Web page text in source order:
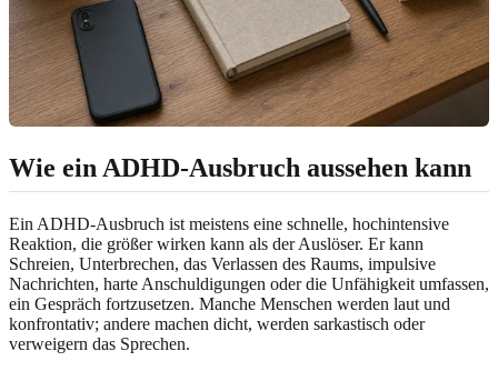
Wie ein ADHD-Ausbruch aussehen kann
Ein ADHD-Ausbruch ist meistens eine schnelle, hochintensive
Reaktion, die größer wirken kann als der Auslöser. Er kann
Schreien, Unterbrechen, das Verlassen des Raums, impulsive
Nachrichten, harte Anschuldigungen oder die Unfähigkeit umfassen,
ein Gespräch fortzusetzen. Manche Menschen werden laut und
konfrontativ; andere machen dicht, werden sarkastisch oder
verweigern das Sprechen.